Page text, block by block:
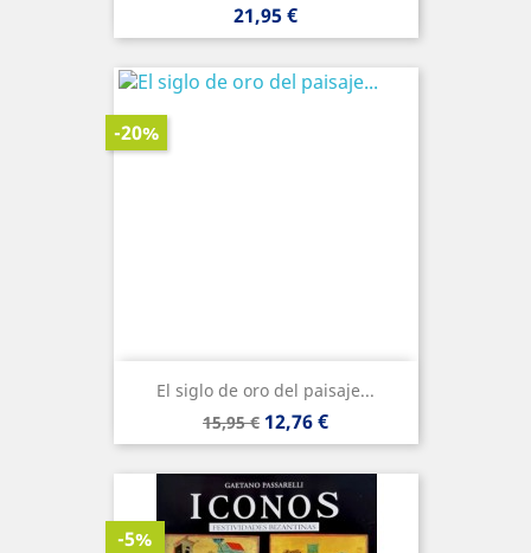
Precio
21,95 €
El siglo de oro del paisaje...
Precio
base
15,95 €
-20%
Precio
12,76 €
-5%